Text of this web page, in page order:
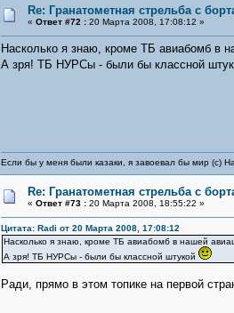
Re: Гранатометная стрельба с
« Ответ #72 :20 Марта 2008, 17:08:12 »
Насколько я знаю, кроме ТБ авиабомб в
А зря! ТБ НУРСы - были бы классной
Если бы у меня были казаки, я завоевал бы мир (с)
Re: Гранатометная стрельба с
« Ответ #73 :20 Марта 2008, 18:55:22 »
Цитата: Radi от 20 Марта 2008, 17:08:12
Насколько я знаю, кроме ТБ авиабомб в нашей
А зря! ТБ НУРСы - были бы классной штукой
Ради, прямо в этом топике на первой